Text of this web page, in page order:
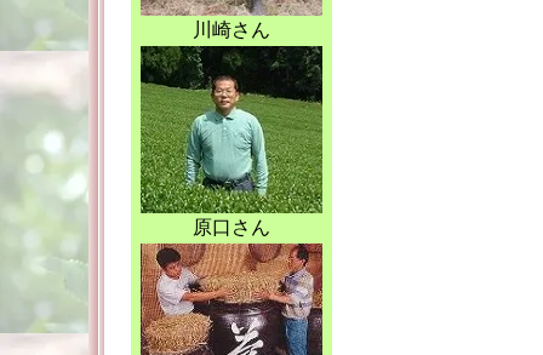
川崎さん
原口さん